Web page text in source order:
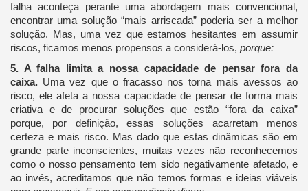
falha aconteça perante uma abordagem mais convencional,
encontrar uma solução “mais arriscada” poderia ser a melhor
solução. Mas, uma vez que estamos hesitantes em assumir
riscos, ficamos menos propensos a considerá-los, porque:
5. A falha limita a nossa capacidade de pensar fora da
caixa.Uma vez que o fracasso nos torna mais avessos ao
risco, ele afeta a nossa capacidade de pensar de forma mais
criativa e de procurar soluções que estão “fora da caixa”
porque, por definição, essas soluções acarretam menos
certeza e mais risco. Mas dado que estas dinâmicas são em
grande parte inconscientes, muitas vezes não reconhecemos
como o nosso pensamento tem sido negativamente afetado, e
ao invés, acreditamos que não temos formas e ideias viáveis